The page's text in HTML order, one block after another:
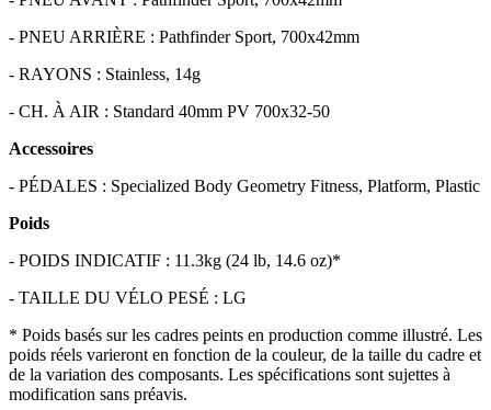
- PNEU ARRIÈRE : Pathfinder Sport, 700x42mm
- RAYONS : Stainless, 14g
- CH. À AIR : Standard 40mm PV 700x32-50
Accessoires
- PÉDALES : Specialized Body Geometry Fitness, Platform, Plastic
Poids
- POIDS INDICATIF : 11.3kg (24 lb, 14.6 oz)*
- TAILLE DU VÉLO PESÉ : LG
* Poids basés sur les cadres peints en production comme illustré. Les
poids réels varieront en fonction de la couleur, de la taille du cadre et
de la variation des composants. Les spécifications sont sujettes à
modification sans préavis.